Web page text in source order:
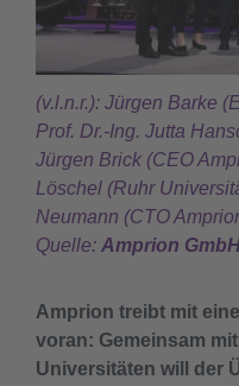
(v.l.n.r.): Jürgen Barke
Prof. Dr.-Ing. Jutta
Jürgen Brick (CEO
Löschel (Ruhr
Neumann (CTO
Quelle: Amprion
​​Amprion treibt mit
voran: Gemeinsam
Universitäten will der